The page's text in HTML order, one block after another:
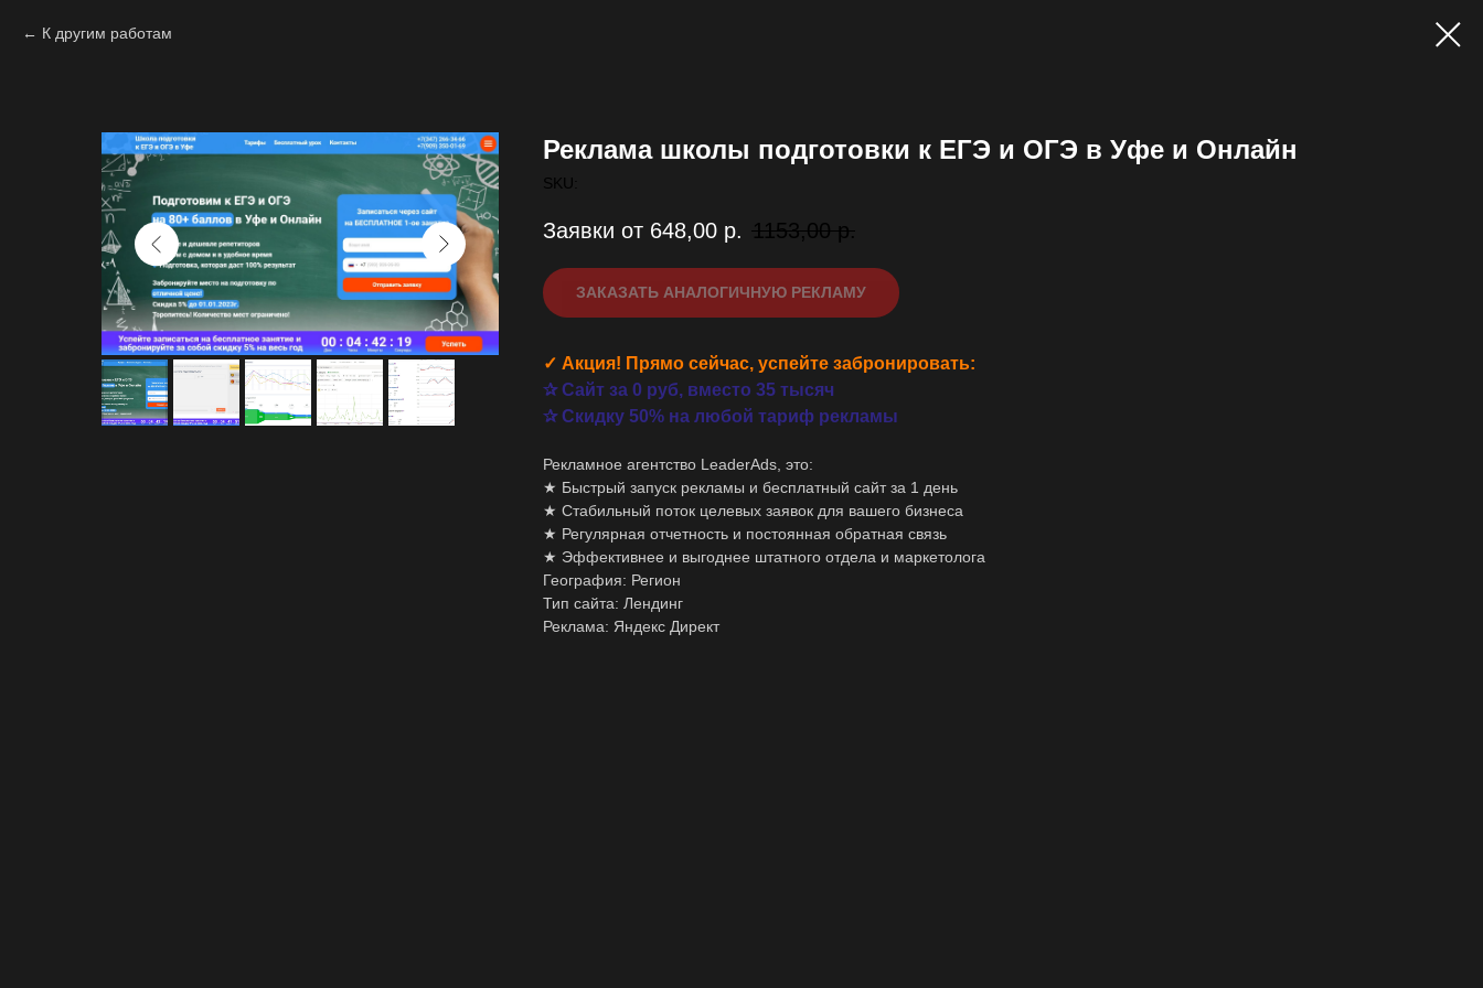
К другим работам
Реклама школы подготовки к ЕГЭ и ОГЭ в Уфе и Онлайн
SKU:
Заявки от 648,00 р. 1153,00 р.
ЗАКАЗАТЬ АНАЛОГИЧНУЮ РЕКЛАМУ
✓ Акция! Прямо сейчас, успейте забронировать:
✰ Сайт за 0 руб, вместо 35 тысяч
✰ Скидку 50% на любой тариф рекламы
Рекламное агентство LeaderAds, это:
★ Быстрый запуск рекламы и бесплатный сайт за 1 день
★ Стабильный поток целевых заявок для вашего бизнеса
★ Регулярная отчетность и постоянная обратная связь
★ Эффективнее и выгоднее штатного отдела и маркетолога
География: Регион
Тип сайта: Лендинг
Реклама: Яндекс Директ